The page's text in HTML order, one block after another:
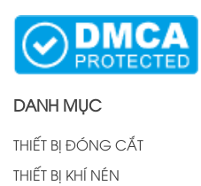
DANH MỤC
THIẾT BỊ ĐÓNG CẮT
THIẾT BỊ KHÍ NÉN